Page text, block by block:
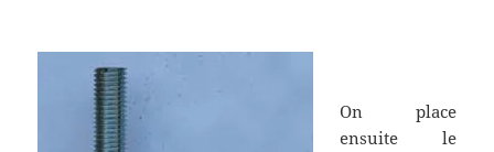
On place
ensuite le